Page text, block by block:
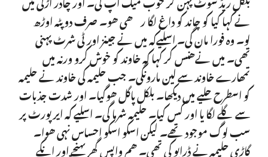
نے کہا کیا کو چاند کو داغ لگا رھی ھو۔ صرف دوپٹہ اوڑھ
لو۔ وہ فورا مان گی۔ اسلیےکہ میں نے جینز اور ٹی شرٹ پہنی
تھی۔ میں نےھنس کر کہا کہ خاوند کو خوش کرو ورنہ میں
تمھارے خاوند سے لین مارونگی۔ جب حلیمہ کی خاوند نے حلیمہ
کو اسطرح حلیے میں دیکھا۔ بلکل پاگل ھوگیا۔ اور شدت جذبات
سے گلے لگا یا اور کس کیا۔ حلیمہ شرما گی۔ اسلیے کہ ایرپورٹ پر
سب لوگ موجود تھے۔ لیکن اسکو اسکو احساس نہی ھوا۔
گاڑی حلیمہ نے ڈرایو کی تھی۔ ھم واپس گھر پہنچے اور انکے